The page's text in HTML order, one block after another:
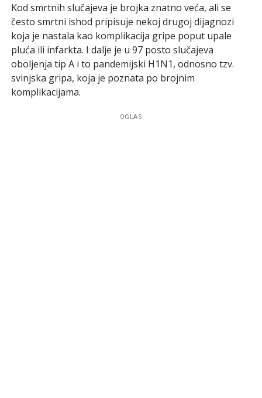
Kod smrtnih slučajeva je brojka znatno veća, ali se
često smrtni ishod pripisuje nekoj drugoj dijagnozi
koja je nastala kao komplikacija gripe poput upale
pluća ili infarkta. I dalje je u 97 posto slučajeva
oboljenja tip A i to pandemijski H1N1, odnosno tzv.
svinjska gripa, koja je poznata po brojnim
komplikacijama.
OGLAS